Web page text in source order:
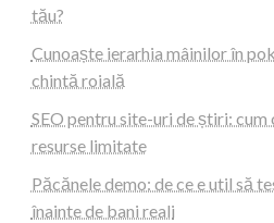
tău?
Cunoaște ierarhia mâinilor în
chintă roială
SEO pentru site-uri de știri: cum
resurse limitate
Păcănele demo: de ce e util să
înainte de bani reali